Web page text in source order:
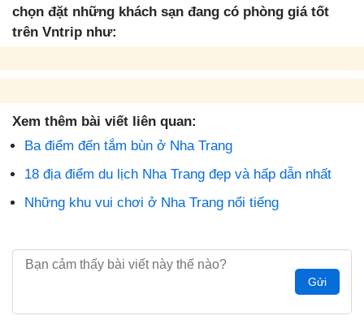
chọn đặt những khách sạn đang có phòng giá tốt
trên Vntrip như:
Xem thêm bài viết liên quan:
Ba điểm đến tắm bùn ở Nha Trang
18 địa điểm du lịch Nha Trang đẹp và hấp dẫn nhất
Những khu vui chơi ở Nha Trang nổi tiếng
Gửi